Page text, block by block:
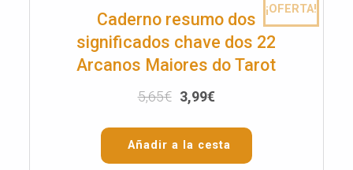
Caderno resumo dos
significados chave dos 22
Arcanos Maiores do Tarot
¡OFERTA!
5,65€ 3,99€
Añadir a la cesta